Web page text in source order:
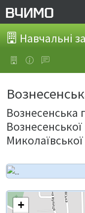
Навчальні
Вознесенська
Миколаївської
+